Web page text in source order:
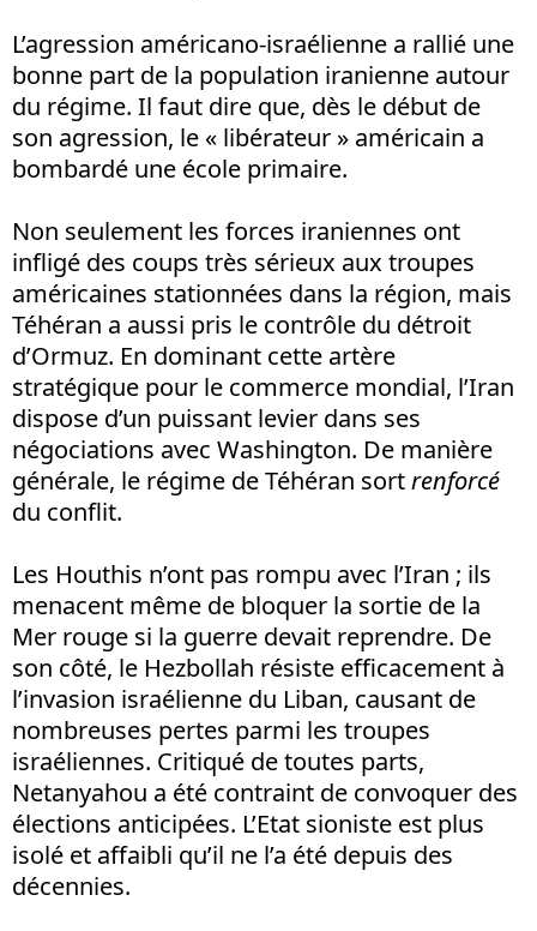
L’agression américano-israélienne a rallié une
bonne part de la population iranienne autour
du régime. Il faut dire que, dès le début de
son agression, le « libérateur » américain a
bombardé une école primaire.
Non seulement les forces iraniennes ont
infligé des coups très sérieux aux troupes
américaines stationnées dans la région, mais
Téhéran a aussi pris le contrôle du détroit
d’Ormuz. En dominant cette artère
stratégique pour le commerce mondial, l’Iran
dispose d’un puissant levier dans ses
négociations avec Washington. De manière
générale, le régime de Téhéran sortrenforcé
du conflit.
Les Houthis n’ont pas rompu avec l’Iran ; ils
menacent même de bloquer la sortie de la
Mer rouge si la guerre devait reprendre. De
son côté, le Hezbollah résiste efficacement à
l’invasion israélienne du Liban, causant de
nombreuses pertes parmi les troupes
israéliennes. Critiqué de toutes parts,
Netanyahou a été contraint de convoquer des
élections anticipées. L’Etat sioniste est plus
isolé et affaibli qu’il ne l’a été depuis des
décennies.